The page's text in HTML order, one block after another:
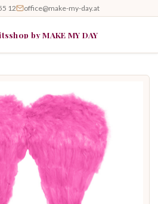
12 office@make-my-day.at
by MAKE MY DAY